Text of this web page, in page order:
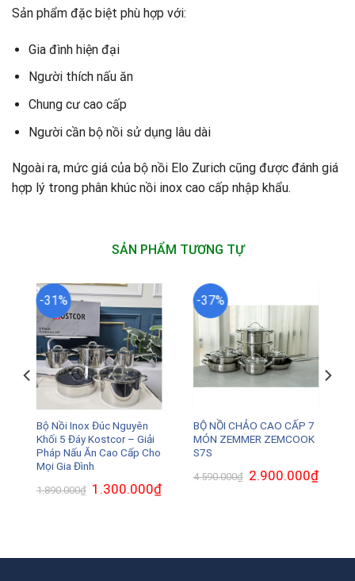
Sản phẩm đặc biệt phù hợp với:
Gia đình hiện đại
Người thích nấu ăn
Chung cư cao cấp
Người cần bộ nồi sử dụng lâu dài
Ngoài ra, mức giá của bộ nồi Elo Zurich cũng được đánh giá
hợp lý trong phân khúc nồi inox cao cấp nhập khẩu.
SẢN PHẨM TƯƠNG TỰ
-31%
Bộ Nồi Inox Đúc Nguyên
Khối 5 Đáy Kostcor – Giải
Pháp Nấu Ăn Cao Cấp Cho
Mọi Gia Đình
1.890.000₫ Giá
gốc
1.300.000₫Giá
hiện
-37%
BỘ NỒI CHẢO CAO CẤP 7
MÓN ZEMMER ZEMCOOK
S7S
4.590.000₫ Giá
gốc
2.900.000₫Giá
hiện